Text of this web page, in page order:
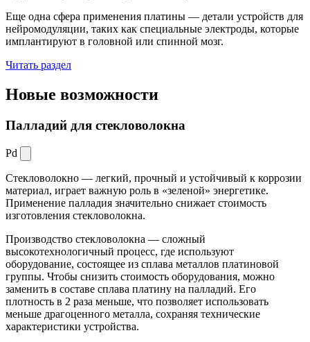
Еще одна сфера применения платины — детали устройств для
нейромодуляции, таких как специальные электроды, которые
имплантируют в головной или спинной мозг.
Читать раздел
Новые возможности
Палладий для стекловолокна
Pd
Стекловолокно — легкий, прочный и устойчивый к коррозии
материал, играет важную роль в «зеленой» энергетике.
Применение палладия значительно снижает стоимость
изготовления стекловолокна.
Производство стекловолокна — сложный
высокотехнологичный процесс, где используют
оборудование, состоящее из сплава металлов платиновой
группы. Чтобы снизить стоимость оборудования, можно
заменить в составе сплава платину на палладий. Его
плотность в 2 раза меньше, что позволяет использовать
меньше драгоценного металла, сохраняя технические
характеристики устройства.